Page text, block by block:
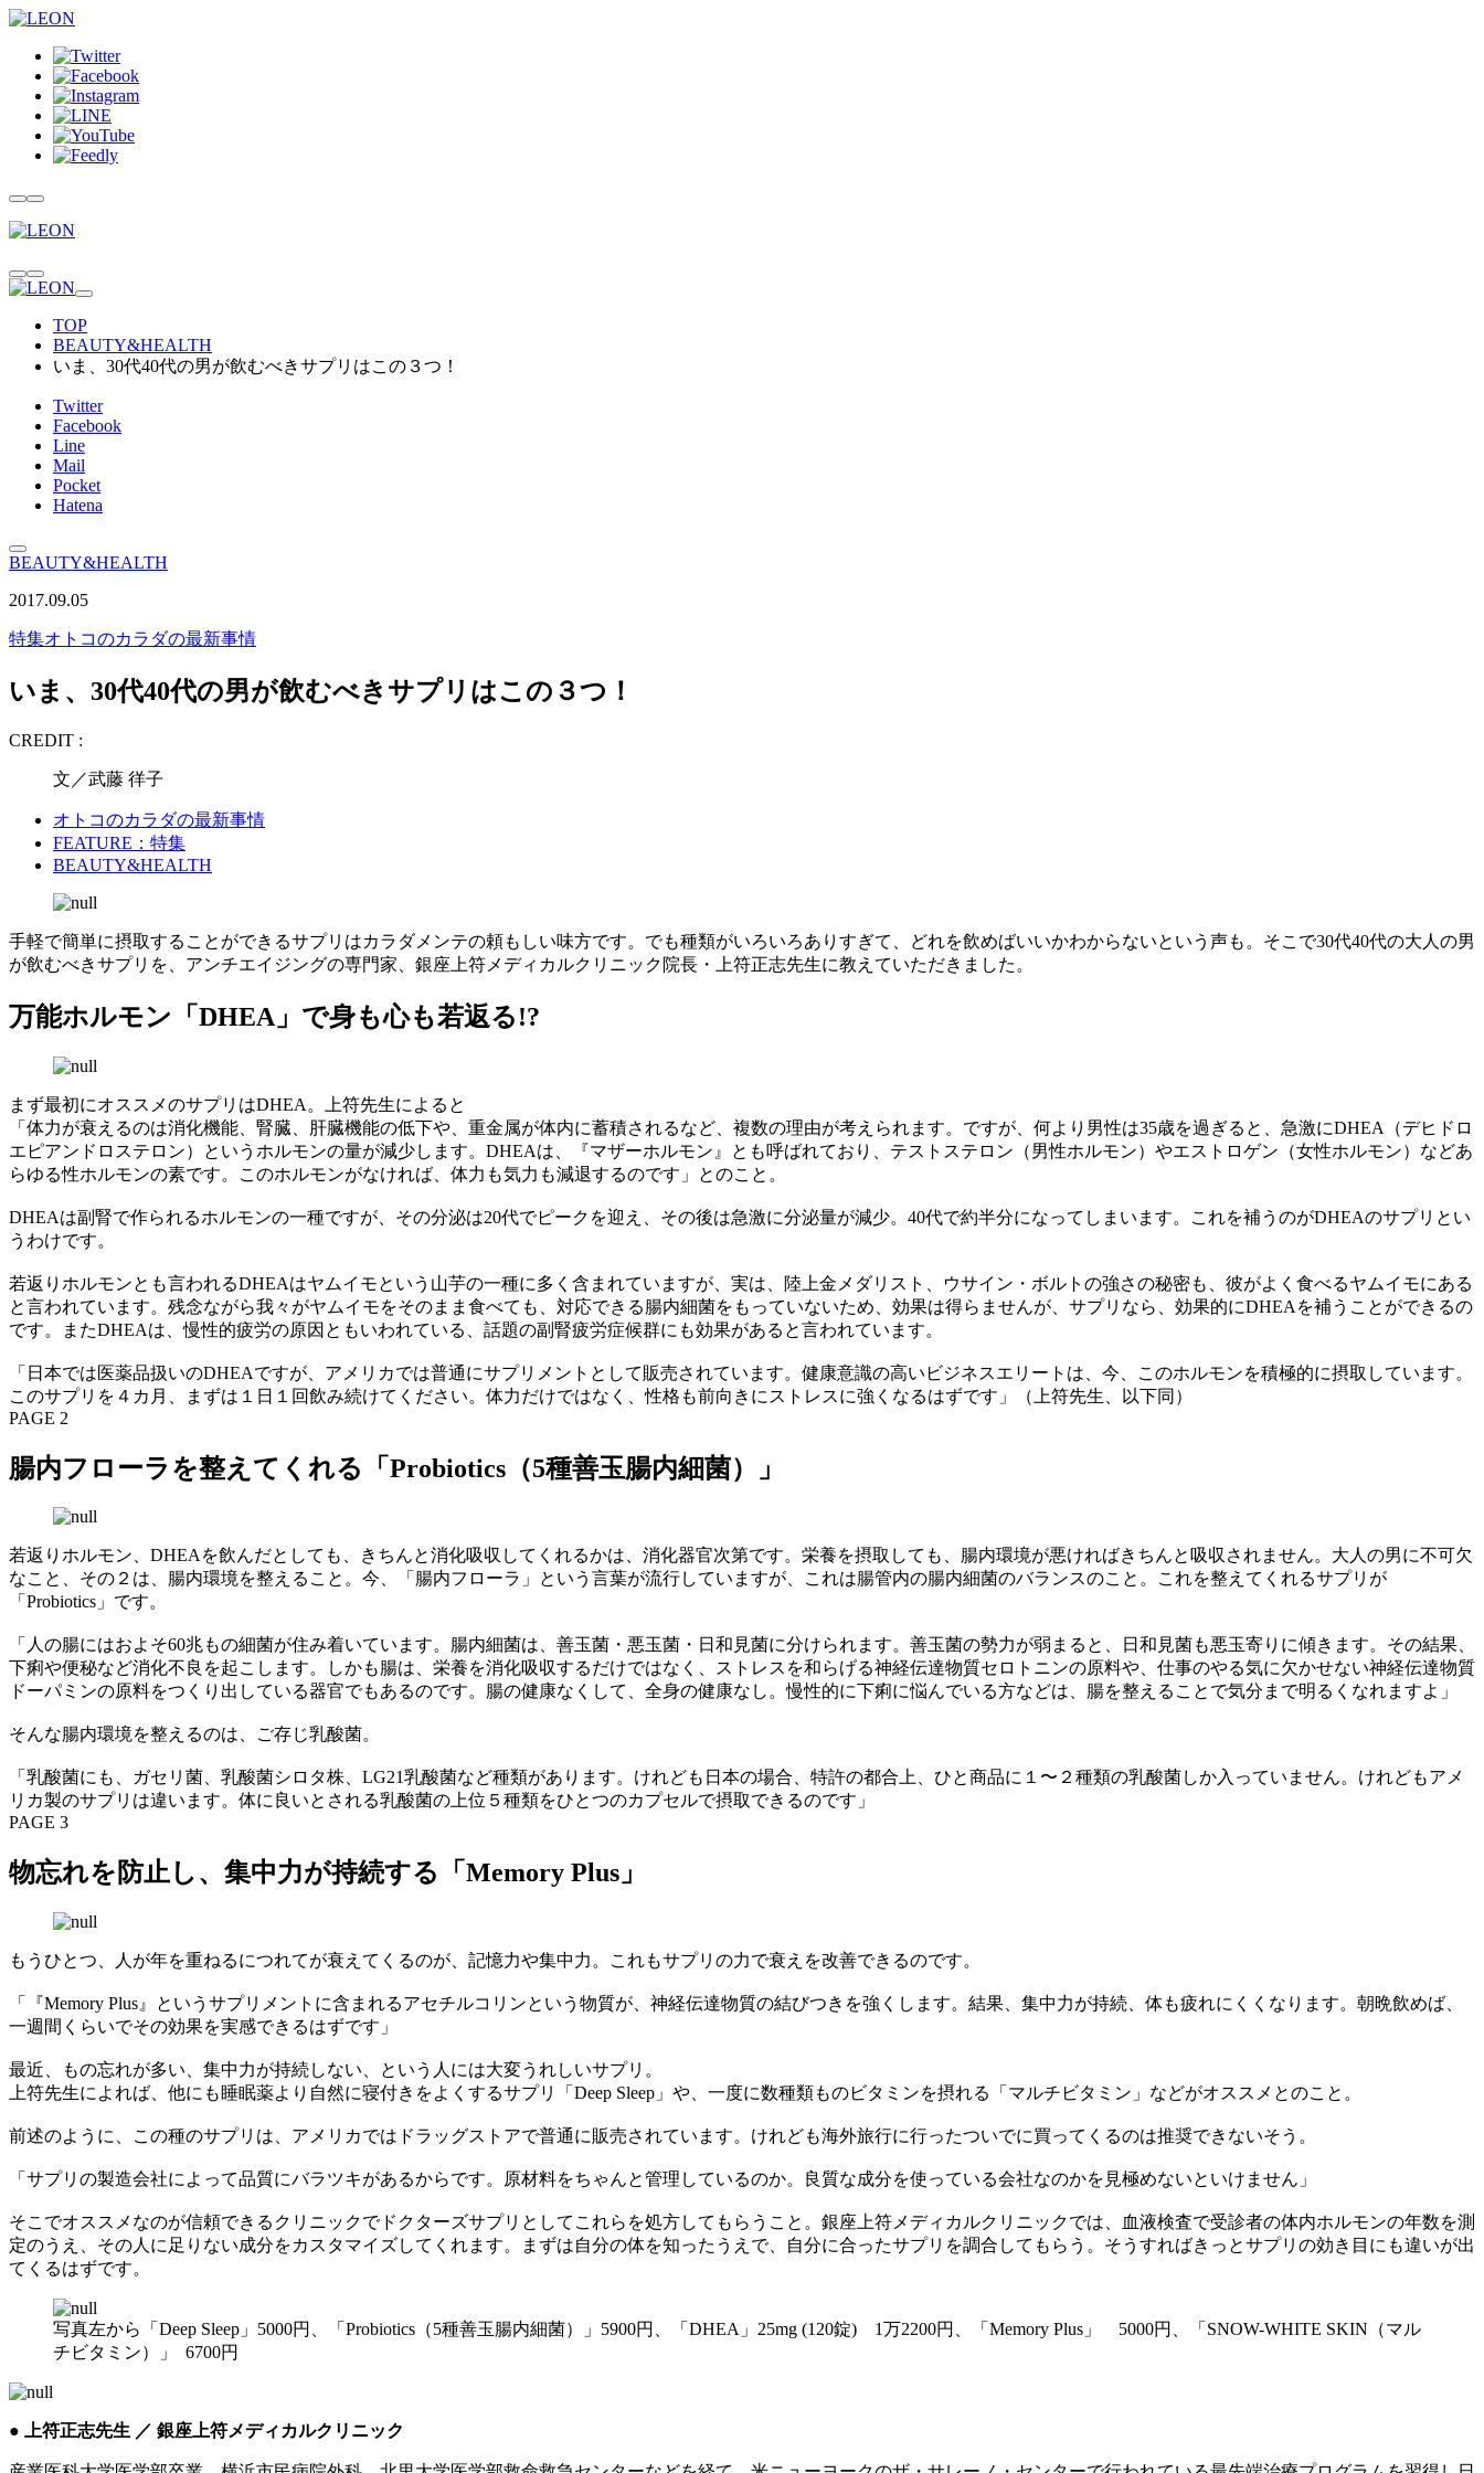
TOP
BEAUTY&HEALTH
いま、30代40代の男が飲むべきサプリはこの３つ！
Twitter
Facebook
Line
Mail
Pocket
Hatena
BEAUTY&HEALTH
2017.09.05
特集オトコのカラダの最新事情
いま、30代40代の男が飲むべきサプリはこの３つ！
CREDIT :
文／武藤 徉子
オトコのカラダの最新事情
FEATURE：特集
BEAUTY&HEALTH
手軽で簡単に摂取することができるサプリはカラダメンテの頼もしい味方です。でも種類がいろいろありすぎて、どれを飲めばいいかわからないという声も。そこで30代40代の大人の男
が飲むべきサプリを、アンチエイジングの専門家、銀座上符メディカルクリニック院長・上符正志先生に教えていただきました。
万能ホルモン「DHEA」で身も心も若返る!?
まず最初にオススメのサプリはDHEA。上符先生によると
「体力が衰えるのは消化機能、腎臓、肝臓機能の低下や、重金属が体内に蓄積されるなど、複数の理由が考えられます。ですが、何より男性は35歳を過ぎると、急激にDHEA（デヒドロ
エピアンドロステロン）というホルモンの量が減少します。DHEAは、『マザーホルモン』とも呼ばれており、テストステロン（男性ホルモン）やエストロゲン（女性ホルモン）などあ
らゆる性ホルモンの素です。このホルモンがなければ、体力も気力も減退するのです」とのこと。
DHEAは副腎で作られるホルモンの一種ですが、その分泌は20代でピークを迎え、その後は急激に分泌量が減少。40代で約半分になってしまいます。これを補うのがDHEAのサプリとい
うわけです。
若返りホルモンとも言われるDHEAはヤムイモという山芋の一種に多く含まれていますが、実は、陸上金メダリスト、ウサイン・ボルトの強さの秘密も、彼がよく食べるヤムイモにある
と言われています。残念ながら我々がヤムイモをそのまま食べても、対応できる腸内細菌をもっていないため、効果は得らませんが、サプリなら、効果的にDHEAを補うことができるの
です。またDHEAは、慢性的疲労の原因ともいわれている、話題の副腎疲労症候群にも効果があると言われています。
「日本では医薬品扱いのDHEAですが、アメリカでは普通にサプリメントとして販売されています。健康意識の高いビジネスエリートは、今、このホルモンを積極的に摂取しています。
このサプリを４カ月、まずは１日１回飲み続けてください。体力だけではなく、性格も前向きにストレスに強くなるはずです」（上符先生、以下同）
PAGE 2
腸内フローラを整えてくれる「Probiotics（5種善玉腸内細菌）」
若返りホルモン、DHEAを飲んだとしても、きちんと消化吸収してくれるかは、消化器官次第です。栄養を摂取しても、腸内環境が悪ければきちんと吸収されません。大人の男に不可欠
なこと、その２は、腸内環境を整えること。今、「腸内フローラ」という言葉が流行していますが、これは腸管内の腸内細菌のバランスのこと。これを整えてくれるサプリが
「Probiotics」です。
「人の腸にはおよそ60兆もの細菌が住み着いています。腸内細菌は、善玉菌・悪玉菌・日和見菌に分けられます。善玉菌の勢力が弱まると、日和見菌も悪玉寄りに傾きます。その結果、
下痢や便秘など消化不良を起こします。しかも腸は、栄養を消化吸収するだけではなく、ストレスを和らげる神経伝達物質セロトニンの原料や、仕事のやる気に欠かせない神経伝達物質
ドーパミンの原料をつくり出している器官でもあるのです。腸の健康なくして、全身の健康なし。慢性的に下痢に悩んでいる方などは、腸を整えることで気分まで明るくなれますよ」
そんな腸内環境を整えるのは、ご存じ乳酸菌。
「乳酸菌にも、ガセリ菌、乳酸菌シロタ株、LG21乳酸菌など種類があります。けれども日本の場合、特許の都合上、ひと商品に１〜２種類の乳酸菌しか入っていません。けれどもアメ
リカ製のサプリは違います。体に良いとされる乳酸菌の上位５種類をひとつのカプセルで摂取できるのです」
PAGE 3
物忘れを防止し、集中力が持続する「Memory Plus」
もうひとつ、人が年を重ねるにつれてが衰えてくるのが、記憶力や集中力。これもサプリの力で衰えを改善できるのです。
「『Memory Plus』というサプリメントに含まれるアセチルコリンという物質が、神経伝達物質の結びつきを強くします。結果、集中力が持続、体も疲れにくくなります。朝晩飲めば、
一週間くらいでその効果を実感できるはずです」
最近、もの忘れが多い、集中力が持続しない、という人には大変うれしいサプリ。
上符先生によれば、他にも睡眠薬より自然に寝付きをよくするサプリ「Deep Sleep」や、一度に数種類ものビタミンを摂れる「マルチビタミン」などがオススメとのこと。
前述のように、この種のサプリは、アメリカではドラッグストアで普通に販売されています。けれども海外旅行に行ったついでに買ってくるのは推奨できないそう。
「サプリの製造会社によって品質にバラツキがあるからです。原材料をちゃんと管理しているのか。良質な成分を使っている会社なのかを見極めないといけません」
そこでオススメなのが信頼できるクリニックでドクターズサプリとしてこれらを処方してもらうこと。銀座上符メディカルクリニックでは、血液検査で受診者の体内ホルモンの年数を測
定のうえ、その人に足りない成分をカスタマイズしてくれます。まずは自分の体を知ったうえで、自分に合ったサプリを調合してもらう。そうすればきっとサプリの効き目にも違いが出
てくるはずです。
写真左から「Deep Sleep」5000円、「Probiotics（5種善玉腸内細菌）」5900円、「DHEA」25mg (120錠) 1万2200円、「Memory Plus」 5000円、「SNOW-WHITE SKIN（マル
チビタミン）」 6700円
● 上符正志先生 ／ 銀座上符メディカルクリニック